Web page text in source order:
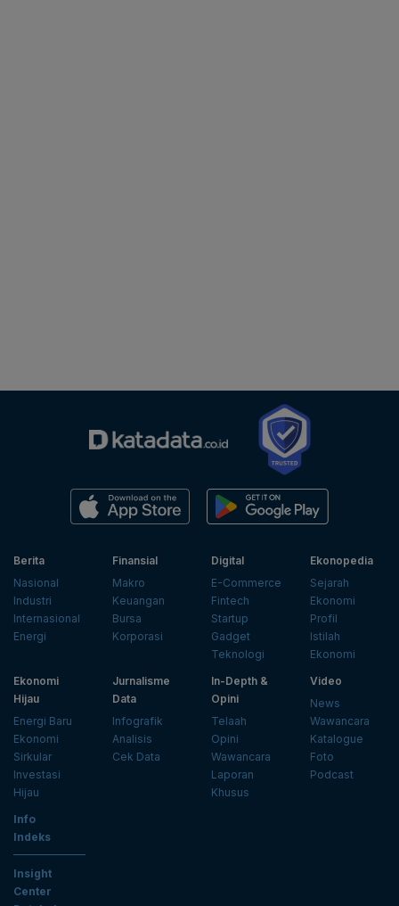
Berita
Nasional
Industri
Internasional
Energi
Finansial
Makro
Keuangan
Bursa
Korporasi
Digital
E-Commerce
Fintech
Startup
Gadget
Teknologi
Ekonopedia
Sejarah
Ekonomi
Profil
Istilah
Ekonomi
Ekonomi
Hijau
Energi Baru
Ekonomi
Sirkular
Investasi
Hijau
Jurnalisme
Data
Infografik
Analisis
Cek Data
In-Depth &
Opini
Telaah
Opini
Wawancara
Laporan
Khusus
Video
News
Wawancara
Katalogue
Foto
Podcast
Info
Indeks
Insight
Center